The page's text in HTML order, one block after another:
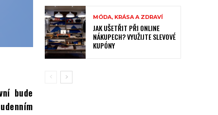
bude
MÓDA, KRÁSA A ZDRAVÍ
JAK UŠETŘIT PŘI ONLINE
NÁKUPECH? VYUŽIJTE SLEVOVÉ
KUPÓNY